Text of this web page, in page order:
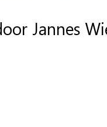
Jannes